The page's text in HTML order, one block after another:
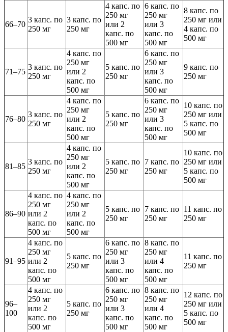
66–70
3 капс. по
250 мг
3 капс. по
250 мг
4 капс. по
250 мг
или 2
капс. по
500 мг
6 капс. по
250 мг
или 3
капс. по
500 мг
8 капс. по
250 мг или
4 капс. по
500 мг
71–75
3 капс. по
250 мг
4 капс. по
250 мг
или 2
капс. по
500 мг
5 капс. по
250 мг
6 капс. по
250 мг
или 3
капс. по
500 мг
9 капс. по
250 мг
76–80
3 капс. по
250 мг
4 капс. по
250 мг
или 2
капс. по
500 мг
5 капс. по
250 мг
6 капс. по
250 мг
или 3
капс. по
500 мг
10 капс. по
250 мг или
5 капс. по
500 мг
81–85
3 капс. по
250 мг
4 капс. по
250 мг
или 2
капс. по
500 мг
5 капс. по
250 мг
7 капс. по
250 мг
10 капс. по
250 мг или
5 капс. по
500 мг
86–90
4 капс. по
250 мг
или 2
капс. по
500 мг
4 капс. по
250 мг
или 2
капс. по
500 мг
5 капс. по
250 мг
7 капс. по
250 мг
11 капс. по
250 мг
91–95
4 капс. по
250 мг
или 2
капс. по
500 мг
5 капс. по
250 мг
6 капс. по
250 мг
или 3
капс. по
500 мг
8 капс. по
250 мг
или 4
капс. по
500 мг
11 капс. по
250 мг
96–
100
4 капс. по
250 мг
или 2
капс. по
500 мг
5 капс. по
250 мг
6 капс. по
250 мг
или 3
капс. по
500 мг
8 капс. по
250 мг
или 4
капс. по
500 мг
12 капс. по
250 мг или
5 капс. по
500 мг